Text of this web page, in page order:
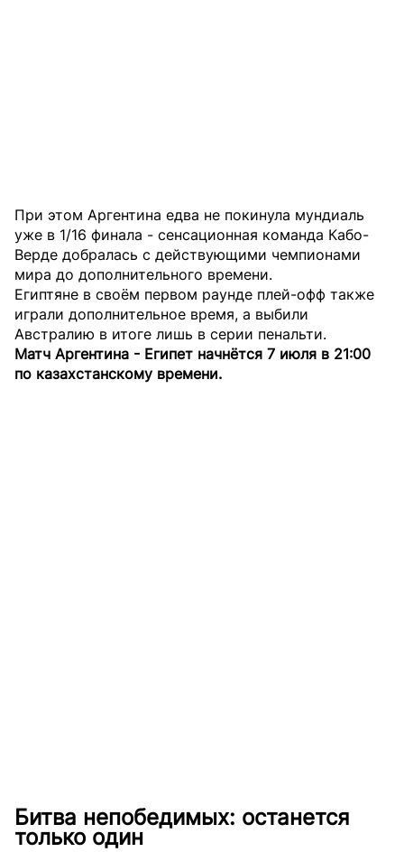
При этом Аргентина едва не покинула мундиаль
уже в 1/16 финала - сенсационная команда Кабо-
Верде добралась с действующими чемпионами
мира до дополнительного времени.
Египтяне в своём первом раунде плей-офф также
играли дополнительное время, а выбили
Австралию в итоге лишь в серии пенальти.
Матч Аргентина - Египет начнётся 7 июля в 21:00
по казахстанскому времени.
Битва непобедимых: останется
только один